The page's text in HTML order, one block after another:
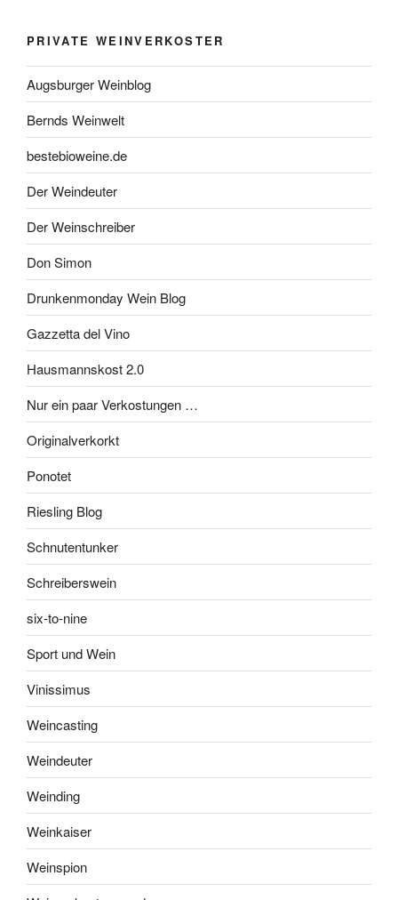
PRIVATE WEINVERKOSTER
Augsburger Weinblog
Bernds Weinwelt
bestebioweine.de
Der Weindeuter
Der Weinschreiber
Don Simon
Drunkenmonday Wein Blog
Gazzetta del Vino
Hausmannskost 2.0
Nur ein paar Verkostungen …
Originalverkorkt
Ponotet
Riesling Blog
Schnutentunker
Schreiberswein
six-to-nine
Sport und Wein
Vinissimus
Weincasting
Weindeuter
Weinding
Weinkaiser
Weinspion